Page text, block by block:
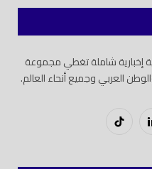
إخبارية شاملة تغطي مجموعة
العربي وجميع أنحاء العالم.
تيك